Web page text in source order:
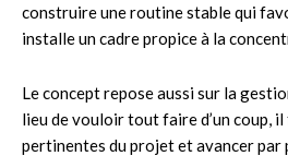
construire une routine stable qui
installe un cadre propice à la
Le concept repose aussi sur la
lieu de vouloir tout faire d’un coup,
pertinentes du projet et avancer par